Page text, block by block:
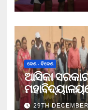
ଦେଶ - ବିଦେଶ
ଆସିକା
କ୍ରୀଡା ଉତ୍ସବ
29TH